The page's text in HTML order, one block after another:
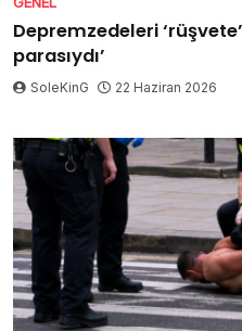
Depremzedeleri
parasıydı’
SoleKinG 22 Haziran 2026